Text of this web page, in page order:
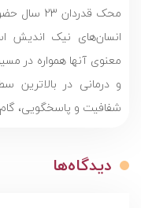
محک
انسان‌های نیک اندیش
معنوی آنها همواره در
و درمانی در بالاترین
شفافیت و پاسخگویی،
دیدگاه‌ها